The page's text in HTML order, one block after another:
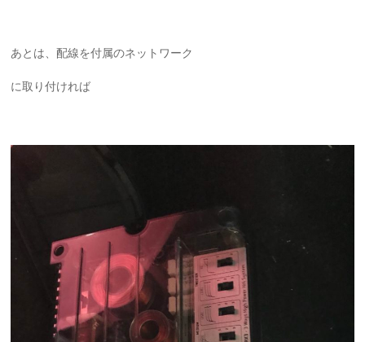
あとは、配線を付属のネットワーク
に取り付ければ